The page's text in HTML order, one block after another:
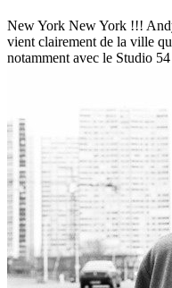
New York New York !!!
vient clairement de la ville
notamment avec le Studio